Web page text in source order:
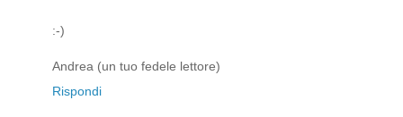
:-)
Andrea (un tuo fedele lettore)
Rispondi